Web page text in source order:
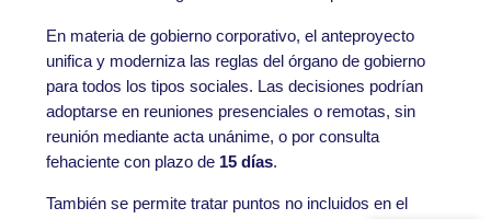
En materia de gobierno corporativo, el anteproyecto
unifica y moderniza las reglas del órgano de gobierno
para todos los tipos sociales. Las decisiones podrían
adoptarse en reuniones presenciales o remotas, sin
reunión mediante acta unánime, o por consulta
fehaciente con plazo de 15 días.
También se permite tratar puntos no incluidos en el